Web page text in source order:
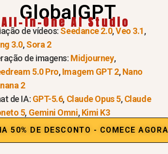
o Nano Banana Pro agora
GlobalGPT
All-In-One AI Studio
de vídeos: Seedance 2.0,Veo 3.1,
3.0,Sora 2
de imagens: Midjourney,
5.0 Pro,Imagem GPT 2,Nano
2
de IA: GPT-5.6, Claude Opus 5,Claude
5, Gemini Omni,Kimi K3
50% DE DESCONTO - COMECE AGORA